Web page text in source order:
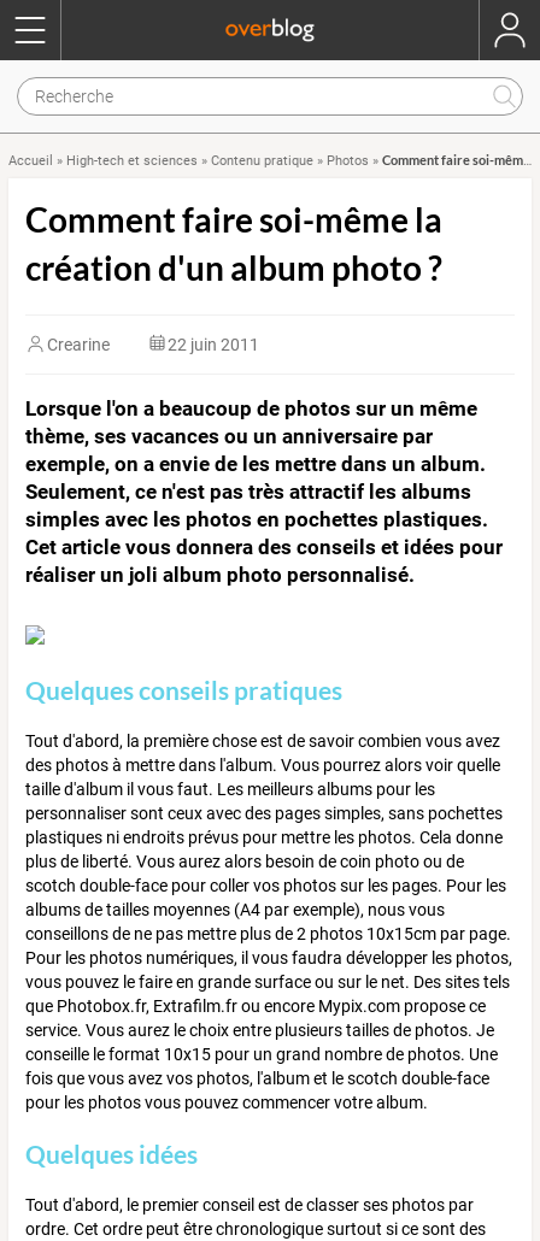
Accueil » High-tech et sciences » Contenu pratique » Photos » Comment faire soi-même la création d'un album photo ?
Comment faire soi-même la
création d'un album photo ?
Crearine 22 juin 2011
Lorsque l'on a beaucoup de photos sur un même
thème, ses vacances ou un anniversaire par
exemple, on a envie de les mettre dans un album.
Seulement, ce n'est pas très attractif les albums
simples avec les photos en pochettes plastiques.
Cet article vous donnera des conseils et idées pour
réaliser un joli album photo personnalisé.
Quelques conseils pratiques
Tout d'abord, la première chose est de savoir combien vous avez
des photos à mettre dans l'album. Vous pourrez alors voir quelle
taille d'album il vous faut. Les meilleurs albums pour les
personnaliser sont ceux avec des pages simples, sans pochettes
plastiques ni endroits prévus pour mettre les photos. Cela donne
plus de liberté. Vous aurez alors besoin de coin photo ou de
scotch double-face pour coller vos photos sur les pages. Pour les
albums de tailles moyennes (A4 par exemple), nous vous
conseillons de ne pas mettre plus de 2 photos 10x15cm par page.
Pour les photos numériques, il vous faudra développer les photos,
vous pouvez le faire en grande surface ou sur le net. Des sites tels
que Photobox.fr, Extrafilm.fr ou encore Mypix.com propose ce
service. Vous aurez le choix entre plusieurs tailles de photos. Je
conseille le format 10x15 pour un grand nombre de photos. Une
fois que vous avez vos photos, l'album et le scotch double-face
pour les photos vous pouvez commencer votre album.
Quelques idées
Tout d'abord, le premier conseil est de classer ses photos par
ordre. Cet ordre peut être chronologique surtout si ce sont des